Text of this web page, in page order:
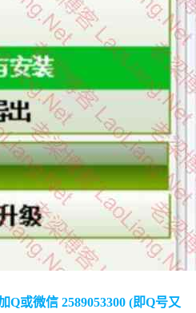
Q或微信 2589053300 (即Q号又